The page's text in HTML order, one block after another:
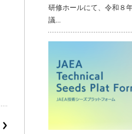
研修ホールにて、令和８
議...